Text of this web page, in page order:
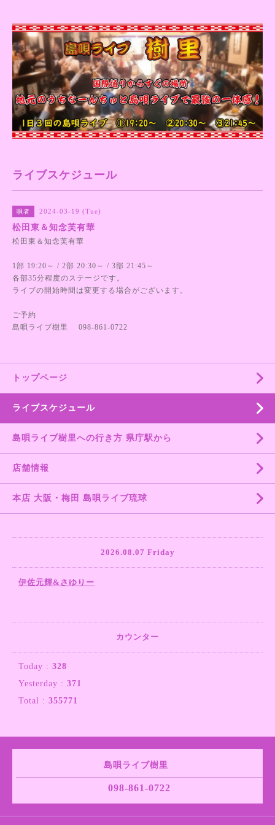
ライブスケジュール
唄者 2024-03-19 (Tue)
松田東＆知念芙有華
松田東＆知念芙有華
1部 19:20～ / 2部 20:30～ / 3部 21:45～
各部35分程度のステージです。
ライブの開始時間は変更する場合がございます。
ご予約
島唄ライブ樹里 098-861-0722
トップページ
ライブスケジュール
島唄ライブ樹里への行き方 県庁駅から
店舗情報
本店 大阪・梅田 島唄ライブ琉球
2026.08.07 Friday
伊佐元輝&さゆりー
カウンター
Today : 328
Yesterday : 371
Total : 355771
島唄ライブ樹里
098-861-0722